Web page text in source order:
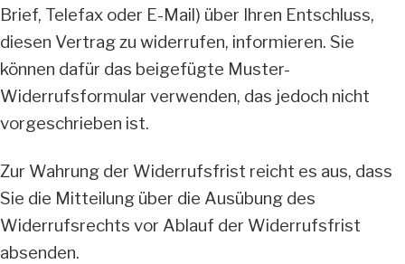
Brief, Telefax oder E-Mail) über Ihren Entschluss,
diesen Vertrag zu widerrufen, informieren. Sie
können dafür das beigefügte Muster-
Widerrufsformular verwenden, das jedoch nicht
vorgeschrieben ist.
Zur Wahrung der Widerrufsfrist reicht es aus, dass
Sie die Mitteilung über die Ausübung des
Widerrufsrechts vor Ablauf der Widerrufsfrist
absenden.